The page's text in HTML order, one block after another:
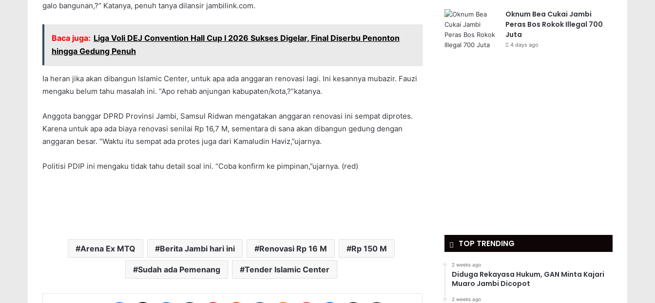
galo bangunan,?” Katanya, penuh tanya dilansir jambilink.com.
Baca juga: Liga Voli DEJ Convention Hall Cup I 2026 Sukses Digelar, Final Diserbu Penonton
hingga Gedung Penuh
Ia heran jika akan dibangun Islamic Center, untuk apa ada anggaran renovasi lagi. Ini kesannya mubazir. Fauzi
mengaku belum tahu masalah ini. “Apo rehab anjungan kabupaten/kota,?”katanya.
Anggota banggar DPRD Provinsi Jambi, Samsul Ridwan mengatakan anggaran renovasi ini sempat diprotes.
Karena untuk apa ada biaya renovasi senilai Rp 16,7 M, sementara di sana akan dibangun gedung dengan
anggaran besar. “Waktu itu sempat ada protes juga dari Kamaludin Haviz,”ujarnya.
Politisi PDIP ini mengaku tidak tahu detail soal ini. “Coba konfirm ke pimpinan,”ujarnya. (red)
Arena Ex MTQ Berita Jambi hari ini Renovasi Rp 16 M Rp 150 M
Sudah ada Pemenang Tender Islamic Center
Oknum Bea Cukai Jambi
Peras Bos Rokok Illegal 700
Juta
4 days ago
TOP TRENDING
2 weeks ago
Diduga Rekayasa Hukum, GAN Minta Kajari
Muaro Jambi Dicopot
2 weeks ago